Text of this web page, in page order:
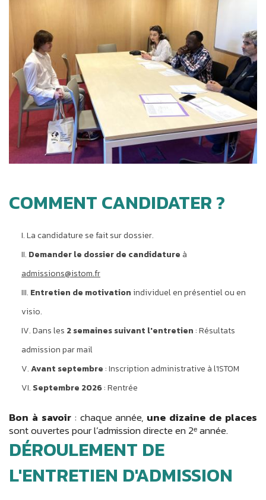
COMMENT CANDIDATER ?
La candidature se fait sur dossier.
Demander le dossier de candidature à
admissions@istom.fr
Entretien de motivation individuel en présentiel ou en
visio.
Dans les 2 semaines suivant l'entretien: Résultats
admission par mail
Avant septembre: Inscription administrative à l'ISTOM
Septembre 2026: Rentrée
Bon à savoir: chaque année, une dizaine de places
sont ouvertes pour l’admission directe en 2ᵉ année.
DÉROULEMENT DE
L'ENTRETIEN D'ADMISSION